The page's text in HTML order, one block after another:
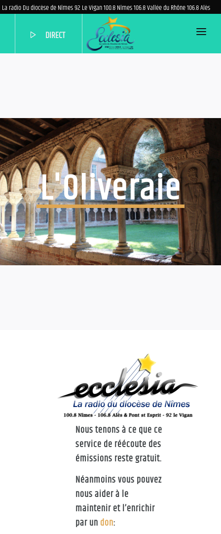
La radio Du diocèse de Nîmes 92 Le Vigan 100.8 Nîmes 106.8 Vallée du Rhône 106.8 Alès
DIRECT
ACCUEIL
QUI SOMMES-NOUS?
AIDEZ-NOUS
NOUS CONTACTER
PARTENAIRES
L'Oliveraie
Nous tenons à ce que ce
service de réécoute des
émissions reste gratuit.
Néanmoins vous pouvez
nous aider à le
maintenir et l’enrichir
par un don: